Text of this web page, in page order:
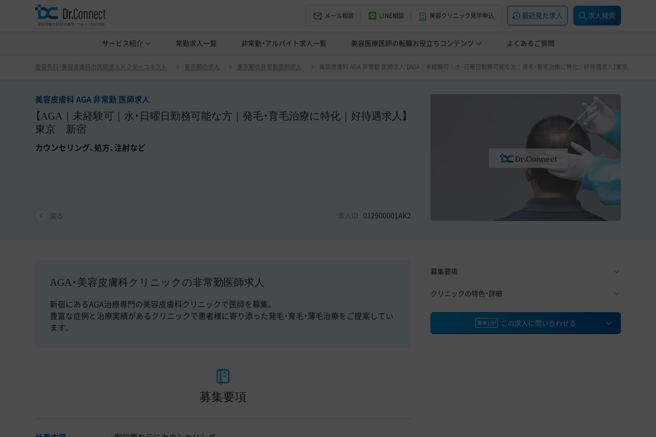
メール相談 LINE相談 美容クリニック見学申込 最近見た求人 求人検索
サービス紹介 ドクターコネクトの強み エージェント紹介
常勤求人一覧 非常勤・アルバイト求人一覧 美容医療医師の転職お役立ちコンテンツ
美容クリニック見学・研修情報 美容外科・美容皮膚科の医師転職体験談 美容クリニックインタビュー 美容医療の転職お役立ち記事 美容医療辞典
よくあるご質問
美容外科・美容皮膚科の医師求人ドクターコネクト 東京都の求人 東京都の非常勤医師求人 美容皮膚科 AGA 非常勤 医師求人 【AGA｜未経験可｜水・日曜日勤務可能な方｜発毛・育毛治療に特化｜好待遇求人】東京 新宿 カ
美容皮膚科 AGA 非常勤 医師求人
【AGA｜未経験可｜水・日曜日勤務可能な方｜発毛・育毛治療に特化｜好待遇求人】
東京 新宿
カウンセリング、処方、注射など
戻る 求人ID 012900001AK2
戻る 美容皮膚科 AGA 非常勤 医師求人 【AGA｜未経験可｜水・日曜日勤務可能な方｜発毛・育毛治療に特化｜好待遇求人】東京 新宿 カウンセリング、処方、注射など
AGA・美容皮膚科クリニックの非常勤医師求人
新宿にあるAGA治療専門の美容皮膚科クリニックで医師を募集。
豊富な症例と治療実績があるクリニックで患者様に寄り添った発毛・育毛・薄毛治療をご提案してい
ます。
募集要項
募集要項
クリニックの特色・詳細
簡単1分! この求人に問い合わせる